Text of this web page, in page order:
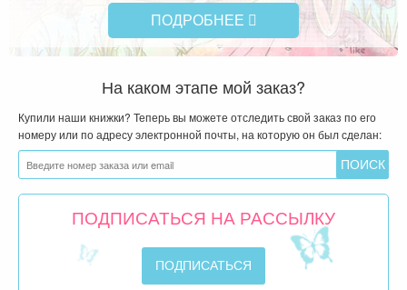
ПОДРОБНЕЕ
На каком этапе мой заказ?
Купили наши книжки? Теперь вы можете отследить свой заказ по его
номеру или по адресу электронной почты, на которую он был сделан:
ПОДПИСАТЬСЯ НА РАССЫЛКУ